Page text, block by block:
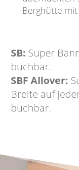
Berghütte
SB: Super
buchbar.
SBF Allover:
Breite auf
buchbar.